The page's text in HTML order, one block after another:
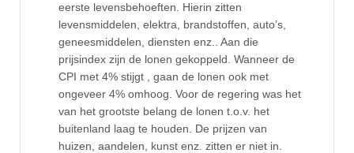
eerste levensbehoeften. Hierin zitten
levensmiddelen, elektra, brandstoffen, auto’s,
geneesmiddelen, diensten enz.. Aan die
prijsindex zijn de lonen gekoppeld. Wanneer de
CPI met 4% stijgt , gaan de lonen ook met
ongeveer 4% omhoog. Voor de regering was het
van het grootste belang de lonen t.o.v. het
buitenland laag te houden. De prijzen van
huizen, aandelen, kunst enz. zitten er niet in.